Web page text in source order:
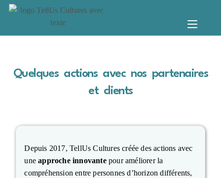
Quelques actions avec nos partenaires
et clients
Depuis 2017, TellUs Cultures créée des actions avec
uneapproche innovantepour améliorer la
compréhension entre personnes d’horizon différents,